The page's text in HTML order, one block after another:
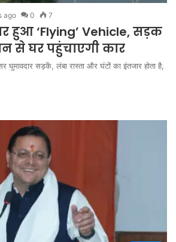
ago 0 7
हुआ ‘Flying’ Vehicle, सड़क
से घर पहुंचाएगी कार
घुमावदार सड़कें, लंबा रास्ता और घंटों का इंतजार होता है,